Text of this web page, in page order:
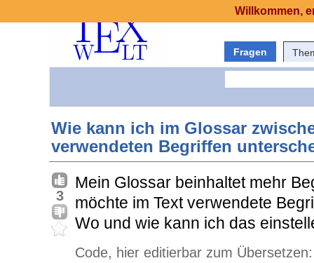
Fragen
Wie kann ich im Glossar
verwendeten Begriffen
3
Mein Glossar beinhaltet mehr
möchte im Text verwendete
Wo und wie kann ich das
Code, hier editierbar zum Übersetzen:
Willkommen,